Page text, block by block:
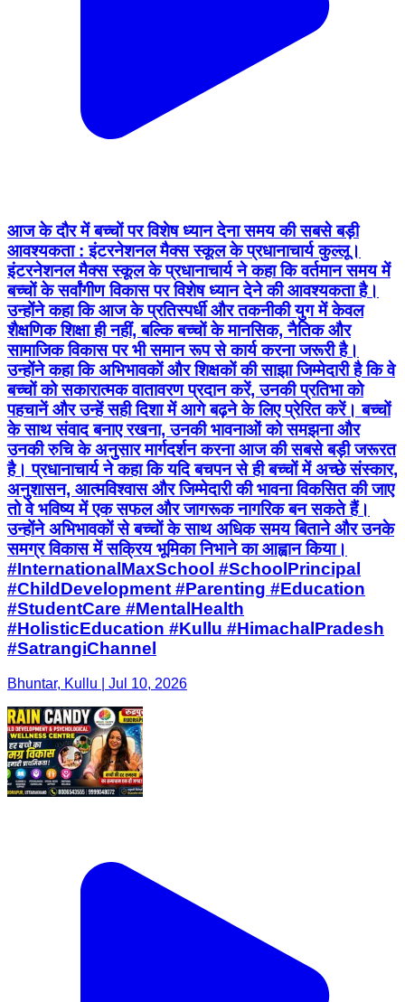
आज के दौर में बच्चों पर विशेष ध्यान देना समय की सबसे बड़ी
आवश्यकता : इंटरनेशनल मैक्स स्कूल के प्रधानाचार्य कुल्लू।
इंटरनेशनल मैक्स स्कूल के प्रधानाचार्य ने कहा कि वर्तमान समय में
बच्चों के सर्वांगीण विकास पर विशेष ध्यान देने की आवश्यकता है।
उन्होंने कहा कि आज के प्रतिस्पर्धी और तकनीकी युग में केवल
शैक्षणिक शिक्षा ही नहीं, बल्कि बच्चों के मानसिक, नैतिक और
सामाजिक विकास पर भी समान रूप से कार्य करना जरूरी है।
उन्होंने कहा कि अभिभावकों और शिक्षकों की साझा जिम्मेदारी है कि वे
बच्चों को सकारात्मक वातावरण प्रदान करें, उनकी प्रतिभा को
पहचानें और उन्हें सही दिशा में आगे बढ़ने के लिए प्रेरित करें। बच्चों
के साथ संवाद बनाए रखना, उनकी भावनाओं को समझना और
उनकी रुचि के अनुसार मार्गदर्शन करना आज की सबसे बड़ी जरूरत
है। प्रधानाचार्य ने कहा कि यदि बचपन से ही बच्चों में अच्छे संस्कार,
अनुशासन, आत्मविश्वास और जिम्मेदारी की भावना विकसित की जाए
तो वे भविष्य में एक सफल और जागरूक नागरिक बन सकते हैं।
उन्होंने अभिभावकों से बच्चों के साथ अधिक समय बिताने और उनके
समग्र विकास में सक्रिय भूमिका निभाने का आह्वान किया।
#InternationalMaxSchool #SchoolPrincipal
#ChildDevelopment #Parenting #Education
#StudentCare #MentalHealth
#HolisticEducation #Kullu #HimachalPradesh
#SatrangiChannel
Bhuntar, Kullu | Jul 10, 2026